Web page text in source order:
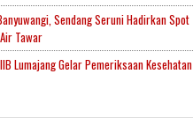
Sendang Seruni Hadirkan Spot
Tawar
Lumajang Gelar Pemeriksaan Kesehatan